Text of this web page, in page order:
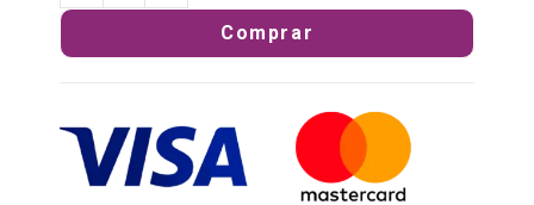
Comprar